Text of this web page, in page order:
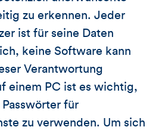
zu erkennen. Jeder
ist für seine Daten
keine Software kann
Verantwortung
einem PC ist es wichtig,
für
zu verwenden. Um sich